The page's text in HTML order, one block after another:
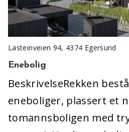
Lasteinveien 94, 4374 Egersund
Enebolig
BeskrivelseRekken
eneboliger, plassert et
tomannsboligen med